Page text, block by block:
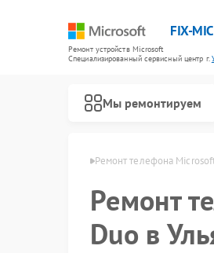
FIX-
Ремонт устройств Microsoft
Специализированный cервисный центр г.
Мы ремонтируем
Ремонт телефона
Ремонт
Duo в